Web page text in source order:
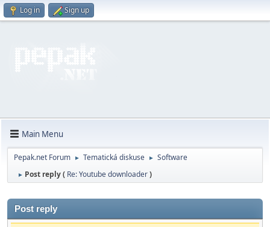
Log in Sign up
Main Menu
Pepak.net Forum ► Tematická diskuse ► Software
► Post reply ( Re: Youtube downloader)
Post reply